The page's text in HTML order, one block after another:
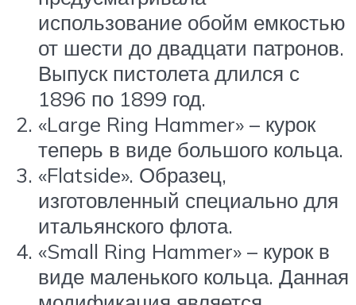
использование обойм емкостью
от шести до двадцати патронов.
Выпуск пистолета длился с
1896 по 1899 год.
«Large Ring Hammer» – курок
теперь в виде большого кольца.
«Flatside». Образец,
изготовленный специально для
итальянского флота.
«Small Ring Hammer» – курок в
виде маленького кольца. Данная